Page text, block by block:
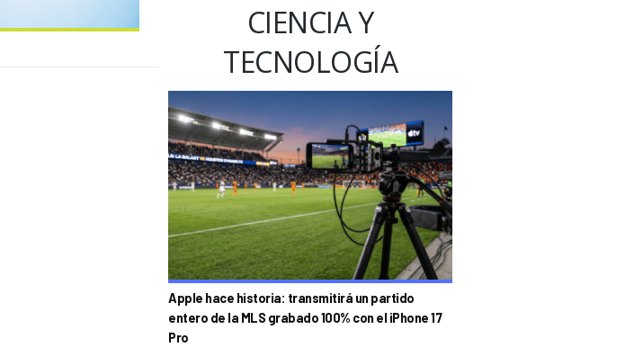
CIENCIA Y
TECNOLOGÍA
Apple hace historia: transmitirá un partido
entero de la MLS grabado 100% con el iPhone 17
Pro